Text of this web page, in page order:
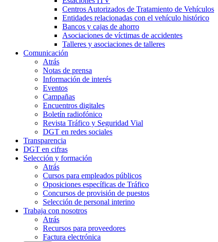
Centros Autorizados de Tratamiento de Vehículos
Entidades relacionadas con el vehículo histórico
Bancos y cajas de ahorro
Asociaciones de víctimas de accidentes
Talleres y asociaciones de talleres
Comunicación
Atrás
Notas de prensa
Información de interés
Eventos
Campañas
Encuentros digitales
Boletín radiofónico
Revista Tráfico y Seguridad Vial
DGT en redes sociales
Transparencia
DGT en cifras
Selección y formación
Atrás
Cursos para empleados públicos
Oposiciones específicas de Tráfico
Concursos de provisión de puestos
Selección de personal interino
Trabaja con nosotros
Atrás
Recursos para proveedores
Factura electrónica